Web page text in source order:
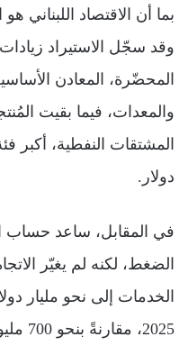
بما أن الاقتصاد
وقد سجّل الاستيراد
المحضّرة، المعادن
والمعدات، فيما بقيت
دولار.
في المقابل، ساعد
الضغط، لكنه لم يغيّر
الخدمات إلى نحو مليار